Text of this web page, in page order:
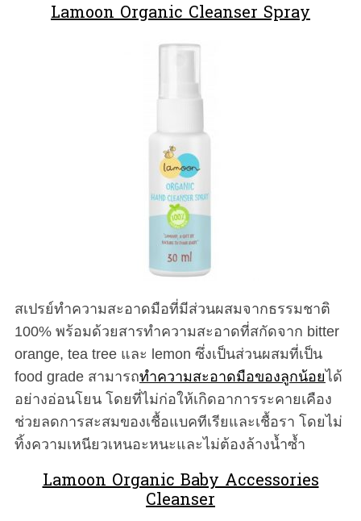
Lamoon Organic Cleanser Spray
สเปรย์ทำความสะอาดมือที่มีส่วนผสมจากธรรมชาติ
100% พร้อมด้วยสารทำความสะอาดที่สกัดจาก bitter
orange, tea tree และ lemon ซึ่งเป็นส่วนผสมที่เป็น
food grade สามารถทำความสะอาดมือของลูกน้อยได้
อย่างอ่อนโยน โดยที่ไม่ก่อให้เกิดอาการระคายเคือง
ช่วยลดการสะสมของเชื้อแบคทีเรียและเชื้อรา โดยไม่
ทิ้งความเหนียวเหนอะหนะและไม่ต้องล้างน้ำซ้ำ
Lamoon Organic Baby Accessories
Cleanser